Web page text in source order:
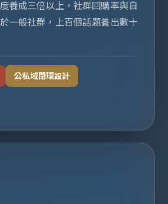
養成三倍以上，社群回購率與自
一般社群，上百個話題養出數十
公私域閉環設計